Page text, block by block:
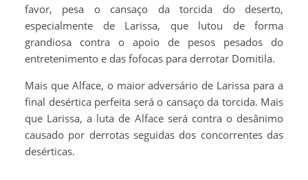
favor, pesa o cansaço da torcida do deserto,
especialmente de Larissa, que lutou de forma
grandiosa contra o apoio de pesos pesados do
entretenimento e das fofocas para derrotar Domitila.
Mais que Alface, o maior adversário de Larissa para a
final desértica perfeita será o cansaço da torcida. Mais
que Larissa, a luta de Alface será contra o desânimo
causado por derrotas seguidas dos concorrentes das
desérticas.